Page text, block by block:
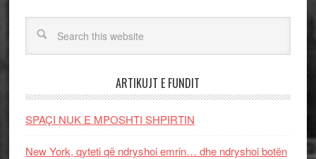
ARTIKUJT E FUNDIT
SPAÇI NUK E MPOSHTI SHPIRTIN
New York, qyteti që ndryshoi emrin… dhe ndryshoi botën